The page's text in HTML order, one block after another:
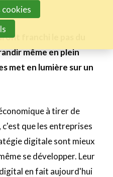
franchi le pas du
même en plein
met en lumière sur un
à tirer de
que les entreprises
digitale sont mieux
se développer. Leur
en fait aujourd'hui
prestataires
a member